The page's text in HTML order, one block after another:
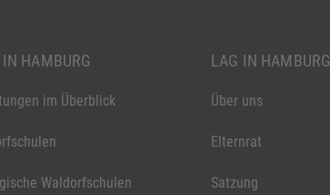
HAMBURG
im Überblick
Waldorfschulen
LAG IN HAMBURG
Über uns
Elternrat
Satzung